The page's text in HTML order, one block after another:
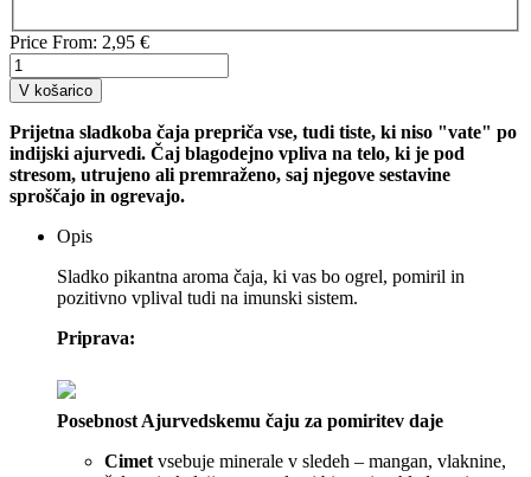
Price From: 2,95 €
V košarico
Prijetna sladkoba čaja prepriča vse, tudi tiste, ki niso "vate" po
indijski ajurvedi. Čaj blagodejno vpliva na telo, ki je pod
stresom, utrujeno ali premraženo, saj njegove sestavine
sproščajo in ogrevajo.
Opis
Sladko pikantna aroma čaja, ki vas bo ogrel, pomiril in
pozitivno vplival tudi na imunski sistem.
Priprava:
Posebnost Ajurvedskemu čaju za pomiritev daje
Cimetvsebuje minerale v sledeh – mangan, vlaknine,